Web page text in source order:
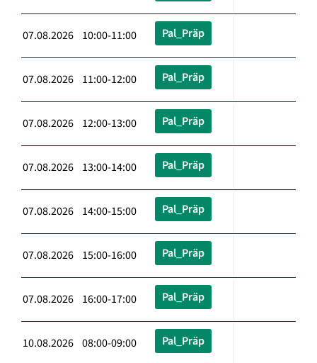
07.08.2026 10:00-11:00 Pal_Präp
07.08.2026 11:00-12:00 Pal_Präp
07.08.2026 12:00-13:00 Pal_Präp
07.08.2026 13:00-14:00 Pal_Präp
07.08.2026 14:00-15:00 Pal_Präp
07.08.2026 15:00-16:00 Pal_Präp
07.08.2026 16:00-17:00 Pal_Präp
10.08.2026 08:00-09:00 Pal_Präp